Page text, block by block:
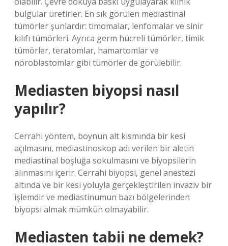
bulgular üretirler. En sık görülen mediastinal
tümörler şunlardır: timomalar, lenfomalar ve sinir
kılıfı tümörleri. Ayrıca germ hücreli tümörler, timik
tümörler, teratomlar, hamartomlar ve
nöroblastomlar gibi tümörler de görülebilir.
Mediasten biyopsi nasıl
yapılır?
Cerrahi yöntem, boynun alt kısmında bir kesi
açılmasını, mediastinoskop adı verilen bir aletin
mediastinal boşluğa sokulmasını ve biyopsilerin
alınmasını içerir. Cerrahi biyopsi, genel anestezi
altında ve bir kesi yoluyla gerçekleştirilen invaziv bir
işlemdir ve mediastinumun bazı bölgelerinden
biyopsi almak mümkün olmayabilir.
Mediasten tabii ne demek?